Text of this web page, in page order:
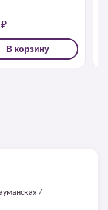
В корзину
/